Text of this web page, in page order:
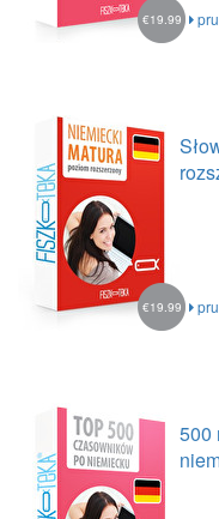
€19.99
€19.99
500